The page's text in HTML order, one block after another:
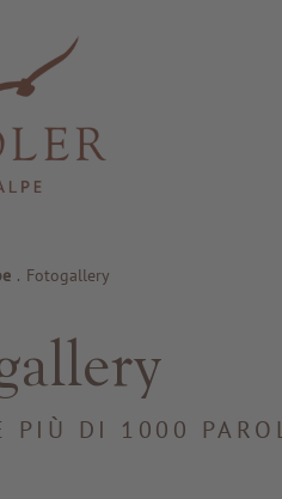
. Fotogallery
PIÙ DI 1000